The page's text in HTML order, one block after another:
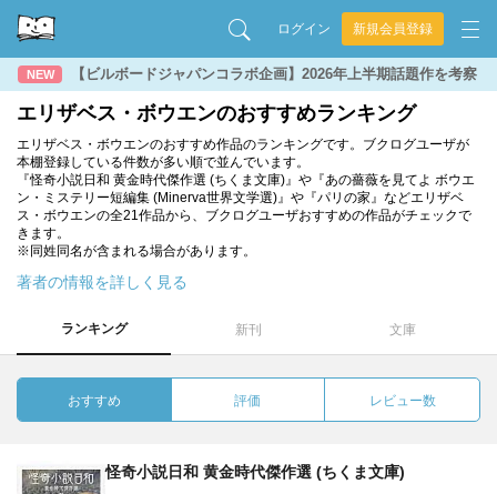
ログイン 新規会員登録
NEW 【ビルボードジャパンコラボ企画】2026年上半期話題作を考察
エリザベス・ボウエンのおすすめランキング
エリザベス・ボウエンのおすすめ作品のランキングです。ブクログユーザが
本棚登録している件数が多い順で並んでいます。
『怪奇小説日和 黄金時代傑作選 (ちくま文庫)』や『あの薔薇を見てよ ボウエ
ン・ミステリー短編集 (Minerva世界文学選)』や『パリの家』などエリザベ
ス・ボウエンの全21作品から、ブクログユーザおすすめの作品がチェックで
きます。
※同姓同名が含まれる場合があります。
著者の情報を詳しく見る
ランキング 新刊 文庫
おすすめ 評価 レビュー数
怪奇小説日和 黄金時代傑作選 (ちくま文庫)